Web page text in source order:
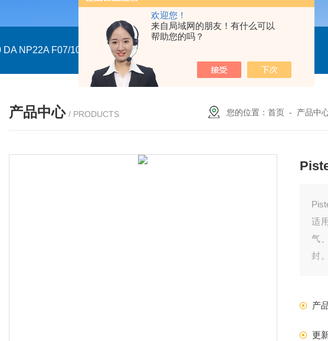
欢迎您！
来自局域网的朋友！有什么可以
帮助您的吗？
NP22A F07/10 GTXN.110x90 DA NP22A F07/10 意大利GT 意大利GT
产品中心 / PRODUCTS 您的位置：首页 - 产品中
适
气
封
产
更